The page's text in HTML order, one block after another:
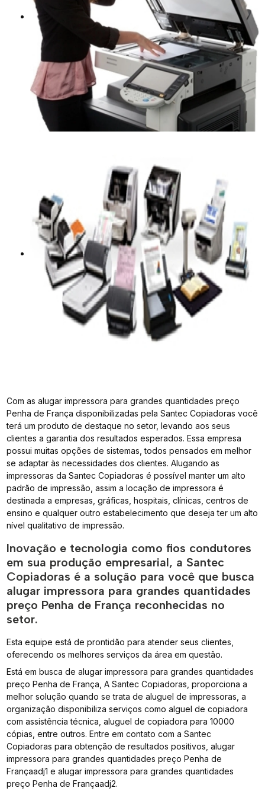
Com as alugar impressora para grandes quantidades preço
Penha de França disponibilizadas pela Santec Copiadoras você
terá um produto de destaque no setor, levando aos seus
clientes a garantia dos resultados esperados. Essa empresa
possui muitas opções de sistemas, todos pensados em melhor
se adaptar às necessidades dos clientes. Alugando as
impressoras da Santec Copiadoras é possível manter um alto
padrão de impressão, assim a locação de impressora é
destinada a empresas, gráficas, hospitais, clínicas, centros de
ensino e qualquer outro estabelecimento que deseja ter um alto
nível qualitativo de impressão.
Inovação e tecnologia como fios condutores
em sua produção empresarial, a Santec
Copiadoras é a solução para você que busca
alugar impressora para grandes quantidades
preço Penha de França reconhecidas no
setor.
Esta equipe está de prontidão para atender seus clientes,
oferecendo os melhores serviços da área em questão.
Está em busca de alugar impressora para grandes quantidades
preço Penha de França, A Santec Copiadoras, proporciona a
melhor solução quando se trata de aluguel de impressoras, a
organização disponibiliza serviços como alguel de copiadora
com assistência técnica, aluguel de copiadora para 10000
cópias, entre outros. Entre em contato com a Santec
Copiadoras para obtenção de resultados positivos, alugar
impressora para grandes quantidades preço Penha de
Françaadj1 e alugar impressora para grandes quantidades
preço Penha de Françaadj2.